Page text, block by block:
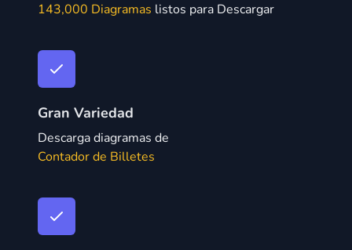
143,000 Diagramas listos para Descargar
Gran Variedad
Descarga diagramas de
Contador de Billetes